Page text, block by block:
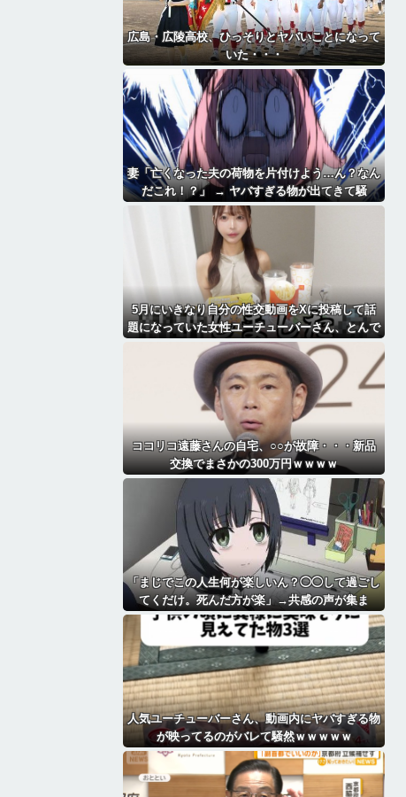
広島・広陵高校、ひっそりとヤバいことになって
いた・・・
妻「亡くなった夫の荷物を片付けよう…ん？なん
だこれ！？」 → ヤバすぎる物が出てきて騒
然・・・
5月にいきなり自分の性交動画をXに投稿して話
題になっていた女性ユーチューバーさん、とんで
もないことになっていた・・・
ココリコ遠藤さんの自宅、○○が故障・・・新品
交換でまさかの300万円ｗｗｗｗ
「まじでこの人生何が楽しいん？◯◯して過ごし
てくだけ。死んだ方が楽」→共感の声が集ま
る・・
人気ユーチューバーさん、動画内にヤバすぎる物
が映ってるのがバレて騒然ｗｗｗｗｗ